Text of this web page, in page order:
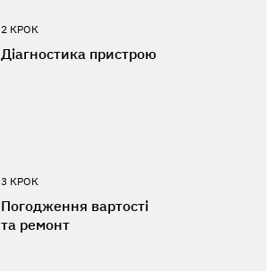
2 КРОК
Діагностика пристрою
3 КРОК
Погодження вартості
та ремонт